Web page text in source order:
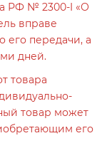
РФ № 2300-I «О
вправе
его передачи, а
дней.
товара
товар может
его